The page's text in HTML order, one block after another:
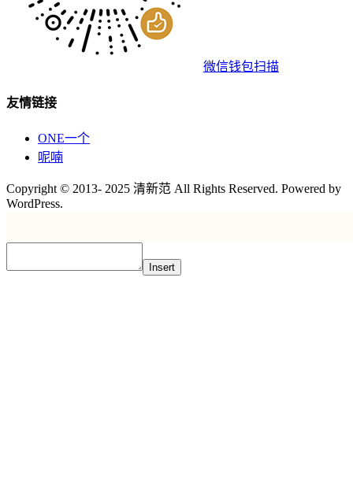
微信钱包扫描
友情链接
ONE一个
呢喃
Copyright © 2013- 2025 清新范 All Rights Reserved. Powered by
WordPress.
Insert